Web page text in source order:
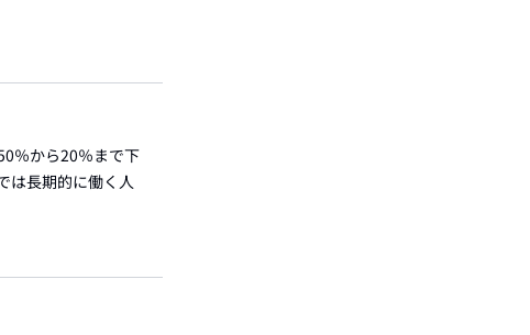
％から20％まで下
は長期的に働く人